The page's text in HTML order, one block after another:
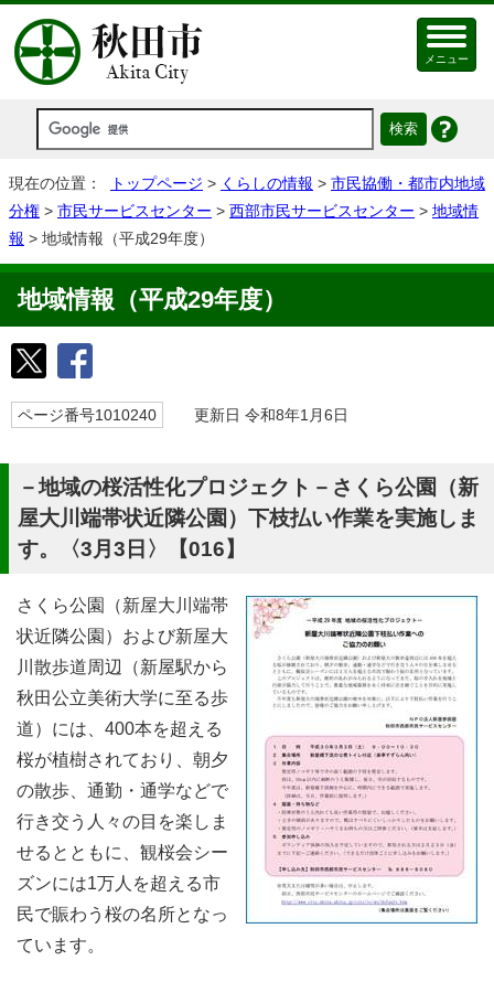
メニュー
現在の位置： トップページ > くらしの情報 > 市民協働・都市内地域
分権 > 市民サービスセンター > 西部市民サービスセンター > 地域情
報 > 地域情報（平成29年度）
地域情報（平成29年度）
ページ番号1010240 更新日 令和8年1月6日
－地域の桜活性化プロジェクト－さくら公園（新
屋大川端帯状近隣公園）下枝払い作業を実施しま
す。〈3月3日〉【016】
さくら公園（新屋大川端帯
状近隣公園）および新屋大
川散歩道周辺（新屋駅から
秋田公立美術大学に至る歩
道）には、400本を超える
桜が植樹されており、朝夕
の散歩、通勤・通学などで
行き交う人々の目を楽しま
せるとともに、観桜会シー
ズンには1万人を超える市
民で賑わう桜の名所となっ
ています。